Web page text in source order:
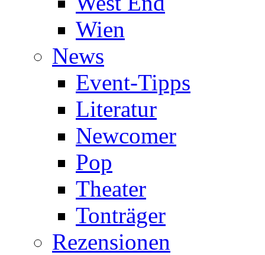
Wien
News
Event-Tipps
Literatur
Newcomer
Pop
Theater
Tonträger
Rezensionen